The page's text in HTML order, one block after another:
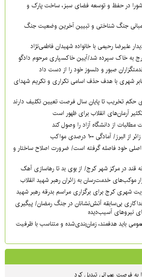
شورا در حفظ و توسعه فضای سبز، ساخت پارک و
مبانی جنگ شناختی و تبیین آخرین وضعیت جنگ
به خاک سپرده شد/آیین خاکسپاری مرحوم دادگو
صبور و دلسوز خود را از دست داد
شهری با هدف حذف اسامی تکراری و تکریم شهدای
حکم تخریب تا پایان سال فرصت تعیین تکلیف دارند
آرمان‌های انقلاب برای ظهور است
از دانشگاه آزاد را وصول کند
اصلی خود فاصله گرفته است/ ضرورت اصلاح ساختار و
قند در مرکز شهر کرج/ از بوی بد تا رهاسازی آهک
موکب‌های خدمت‌رسان به زائران رهبر شهید انقلاب
شهری کرج برای برگزاری مراسم بدرقه رهبر شهید
بی‌سابقه آتش‌نشانان در جنگ رمضان/ پیگیری
نیروهای آسیب‌دیده
باید هدفمند، زمان‌بندی‌شده و متناسب با ظرفیت
فرصت عمرانی تبدیل کرد